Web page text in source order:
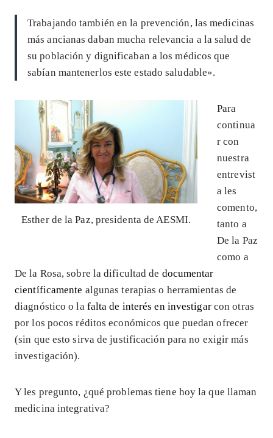
Trabajando también en la prevención, las medicinas
más ancianas daban mucha relevancia a la salud de
su población y dignificaban a los médicos que
sabían mantenerlos este estado saludable».
Esther de la Paz, presidenta de AESMI.
Para
continua
r con
nuestra
entrevist
a les
comento,
tanto a
De la Paz
como a
De la Rosa, sobre la dificultad de documentar
científicamente algunas terapias o herramientas de
diagnóstico o la falta de interés en investigarcon otras
por los pocos réditos económicos que puedan ofrecer
(sin que esto sirva de justificación para no exigir más
investigación).
Y les pregunto, ¿qué problemas tiene hoy la que llaman
medicina integrativa?